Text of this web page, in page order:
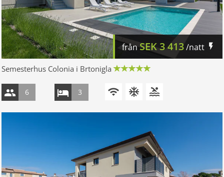
frånSEK3 413/natt
Semesterhus Colonia i Brtonigla
6 3